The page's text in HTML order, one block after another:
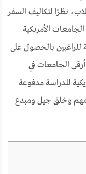
نظرًا لتكاليف السفر
الأمريكية
للراغبين بالحصول على
الجامعات في
للدراسة مدفوعة
وخلق جيل ومبدع